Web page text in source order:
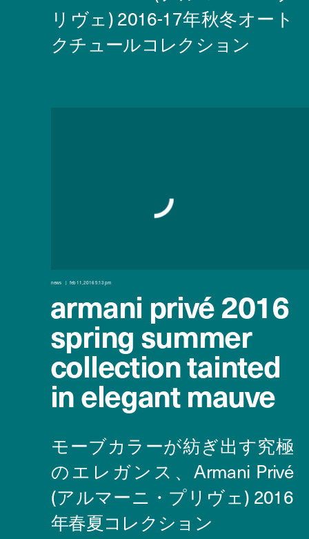
news feb 11, 2016 5:13 pm
armani privé 2016
spring summer
collection tainted
in elegant mauve